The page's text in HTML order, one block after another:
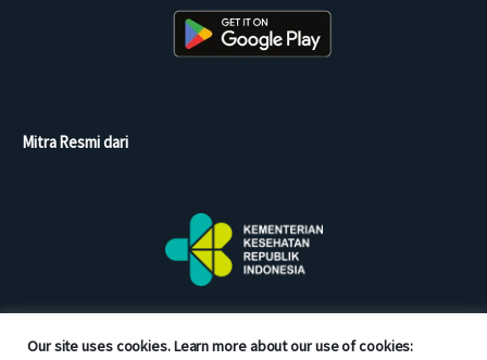
Our site uses cookies. Learn more about our use of cookies:
Mitra Resmi dari